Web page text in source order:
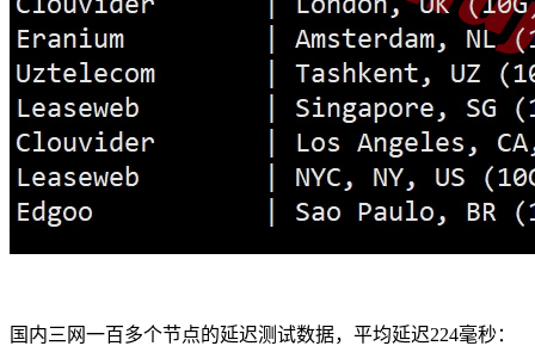
国内三网一百多个节点的延迟测试数据，平均延迟224毫秒：